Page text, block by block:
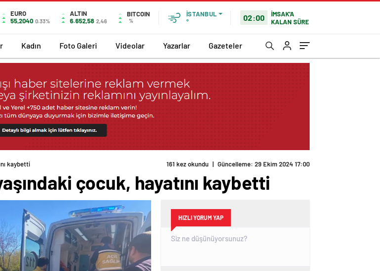
EURO
55,2040 0.33%
ALTIN
6.652,58 2,46
BITCOIN
%
İSTANBUL
°
02:00
İMSAK'A
KALAN SÜRE
Kadın Foto Galeri Videolar Yazarlar Gazeteler
kaybetti 161 kez okundu | Güncelleme: 29 Ekim 2024 17:00
çocuk, hayatını kaybetti
HIZLI YORUM YAP